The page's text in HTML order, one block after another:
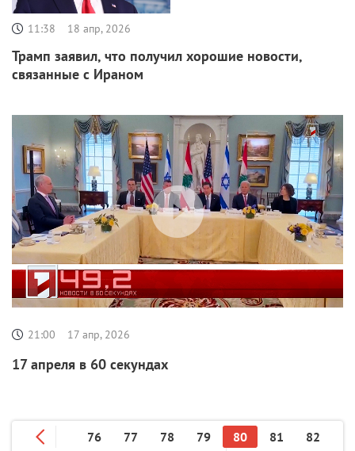
11:38 18 апр, 2026
Трамп заявил, что получил хорошие новости,
связанные с Ираном
21:00 17 апр, 2026
17 апреля в 60 секундах
76 77 78 79 80 81 82